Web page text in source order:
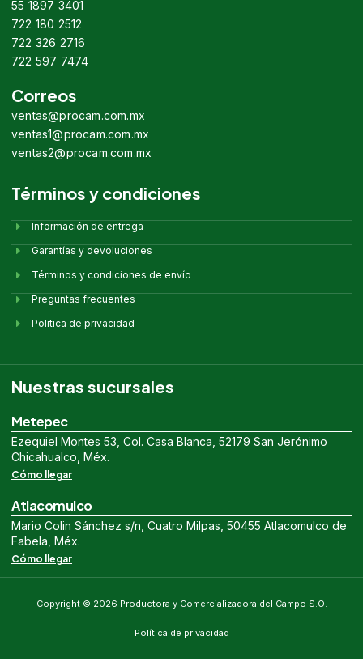
55 1897 3401
722 180 2512
722 326 2716
722 597 7474
Correos
ventas@procam.com.mx
ventas1@procam.com.mx
ventas2@procam.com.mx
Términos y condiciones
Información de entrega
Garantías y devoluciones
Términos y condiciones de envío
Preguntas frecuentes
Politica de privacidad
Nuestras sucursales
Metepec
Ezequiel Montes 53, Col. Casa Blanca, 52179 San Jerónimo
Chicahualco, Méx.
Cómo llegar
Atlacomulco
Mario Colin Sánchez s/n, Cuatro Milpas, 50455 Atlacomulco de
Fabela, Méx.
Cómo llegar
Copyright © 2026 Productora y Comercializadora del Campo S.O.
Política de privacidad